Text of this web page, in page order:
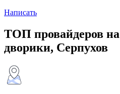
Написать
ТОП провайдеров
дворики, Серпухов